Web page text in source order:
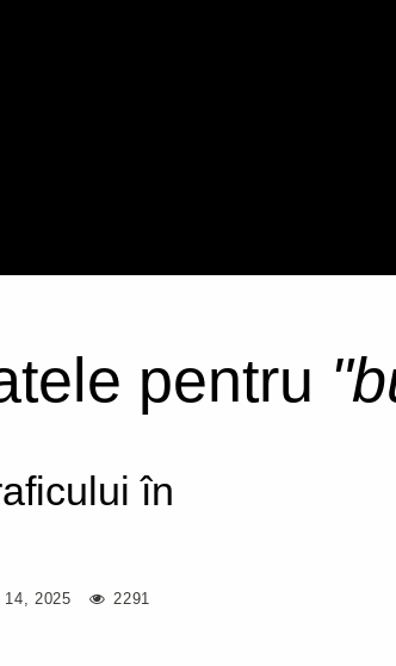
pentru
în
2025 2291